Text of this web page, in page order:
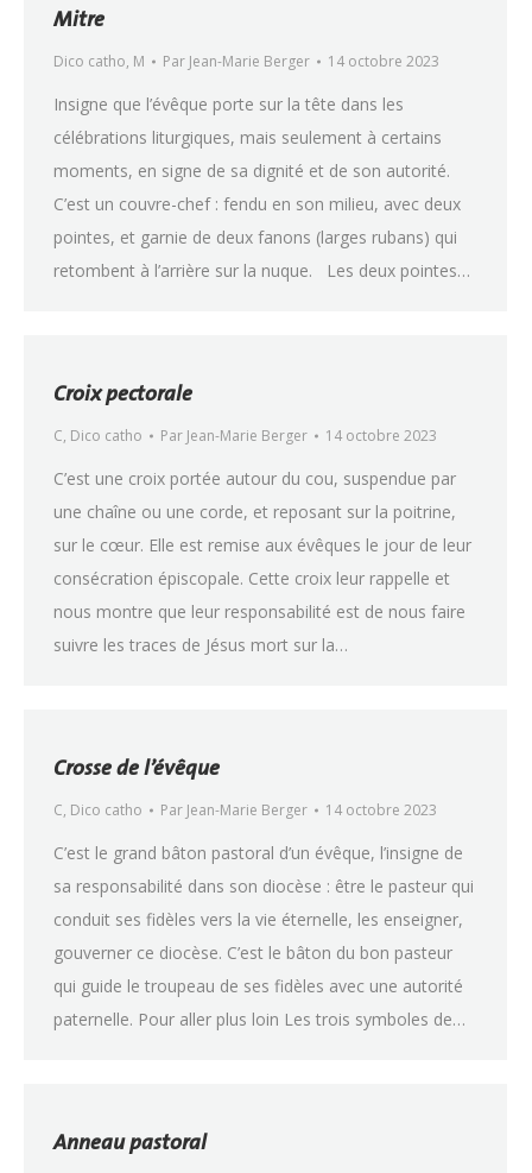
Mitre
Dico catho, M Par Jean-Marie Berger 14 octobre 2023
Insigne que l’évêque porte sur la tête dans les
célébrations liturgiques, mais seulement à certains
moments, en signe de sa dignité et de son autorité.
C’est un couvre-chef : fendu en son milieu, avec deux
pointes, et garnie de deux fanons (larges rubans) qui
retombent à l’arrière sur la nuque. Les deux pointes…
Croix pectorale
C, Dico catho Par Jean-Marie Berger 14 octobre 2023
C’est une croix portée autour du cou, suspendue par
une chaîne ou une corde, et reposant sur la poitrine,
sur le cœur. Elle est remise aux évêques le jour de leur
consécration épiscopale. Cette croix leur rappelle et
nous montre que leur responsabilité est de nous faire
suivre les traces de Jésus mort sur la…
Crosse de l’évêque
C, Dico catho Par Jean-Marie Berger 14 octobre 2023
C’est le grand bâton pastoral d’un évêque, l’insigne de
sa responsabilité dans son diocèse : être le pasteur qui
conduit ses fidèles vers la vie éternelle, les enseigner,
gouverner ce diocèse. C’est le bâton du bon pasteur
qui guide le troupeau de ses fidèles avec une autorité
paternelle. Pour aller plus loin Les trois symboles de…
Anneau pastoral